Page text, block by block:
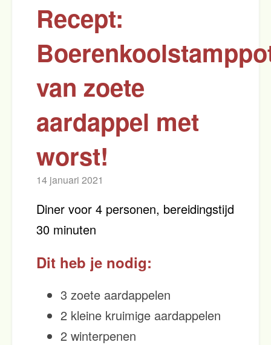
Recept:
van zoete
aardappel met
worst!
14 januari 2021
Diner voor 4 personen, bereidingstijd
30 minuten
Dit heb je nodig:
3 zoete aardappelen
2 kleine kruimige aardappelen
2 winterpenen